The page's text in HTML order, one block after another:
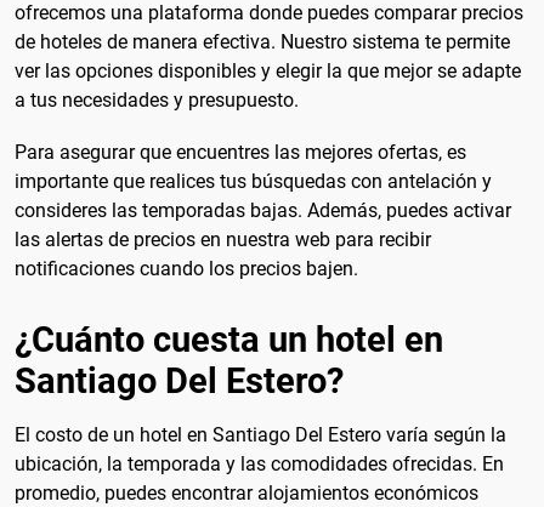
ofrecemos una plataforma donde puedes comparar precios
de hoteles de manera efectiva. Nuestro sistema te permite
ver las opciones disponibles y elegir la que mejor se adapte
a tus necesidades y presupuesto.
Para asegurar que encuentres las mejores ofertas, es
importante que realices tus búsquedas con antelación y
consideres las temporadas bajas. Además, puedes activar
las alertas de precios en nuestra web para recibir
notificaciones cuando los precios bajen.
¿Cuánto cuesta un hotel en
Santiago Del Estero?
El costo de un hotel en Santiago Del Estero varía según la
ubicación, la temporada y las comodidades ofrecidas. En
promedio, puedes encontrar alojamientos económicos